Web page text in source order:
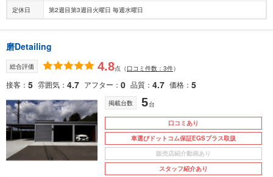
定休日 第2週目第3週目火曜日 毎週水曜日
磨Detailing
総合評価 4.8点 （口コミ件数：3件）
接客 5 雰囲気 4.7 アフター 0 品質 4.7 価格 5
掲載台数 5台
口コミあり
車選びドットコム保証EGSプラス取扱
販売店紹介動画あり
スタッフ紹介あり